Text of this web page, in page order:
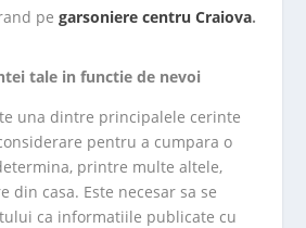
pegarsoniere centru Craiova.
tale in functie de nevoi
una dintre principalele cerinte
pentru a cumpara o
printre multe altele,
din casa. Este necesar sa se
ca informatiile publicate cu